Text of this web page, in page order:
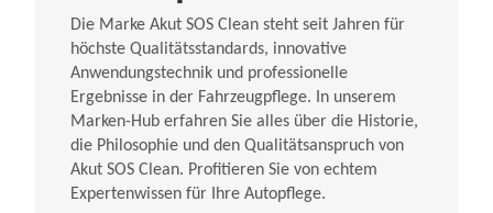
Die Marke Akut SOS Clean steht seit Jahren für
höchste Qualitätsstandards, innovative
Anwendungstechnik und professionelle
Ergebnisse in der Fahrzeugpflege. In unserem
Marken-Hub erfahren Sie alles über die Historie,
die Philosophie und den Qualitätsanspruch von
Akut SOS Clean. Profitieren Sie von echtem
Expertenwissen für Ihre Autopflege.